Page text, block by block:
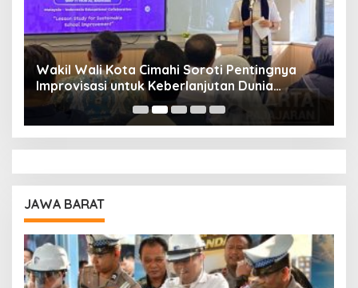
Wakil Wali Kota Cimahi Soroti Pentingnya
Improvisasi untuk Keberlanjutan Dunia
Pendidikan
JAWA BARAT